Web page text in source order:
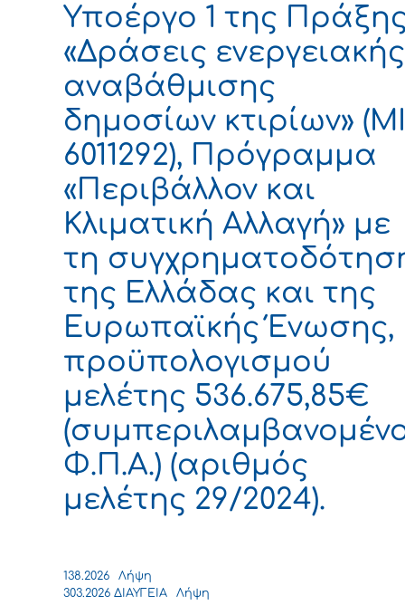
Υποέργο 1 της
«Δράσεις ενεργειακής
αναβάθμισης
δημοσίων κτιρίων»
6011292), Πρόγραμμα
«Περιβάλλον και
Κλιματική Αλλαγή» με
τη
της Ελλάδας και της
Ευρωπαϊκής Ένωσης,
προϋπολογισμού
μελέτης 536.675,85€
Φ.Π.Α.) (αριθμός
μελέτης 29/2024).
138.2026
Λήψη
303.2026 ΔΙΑΥΓΕΙΑ
Λήψη